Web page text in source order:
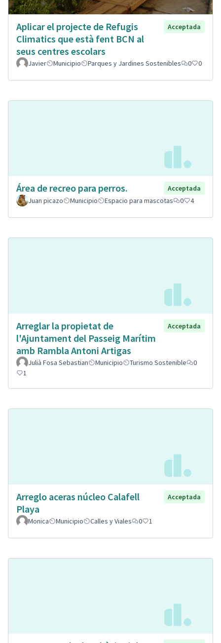
Aplicar el projecte de Refugis
Climatics que està fent BCN al
seus centres escolars
Acceptada
Javier Municipio Parques y Jardines Sostenibles 0 0
Área de recreo para perros.
Acceptada
Juan picazo
Municipio Espacio para mascotas 0 4
Arreglar la propietat de
l'Ajuntament del Passeig Marítim
amb Rambla Antoni Artigas
Acceptada
Julià Fosa Sebastian Municipio Turismo Sostenible
0
1
Arreglo aceras núcleo Calafell
Playa
Acceptada
Monica Municipio Calles y Viales 0 1